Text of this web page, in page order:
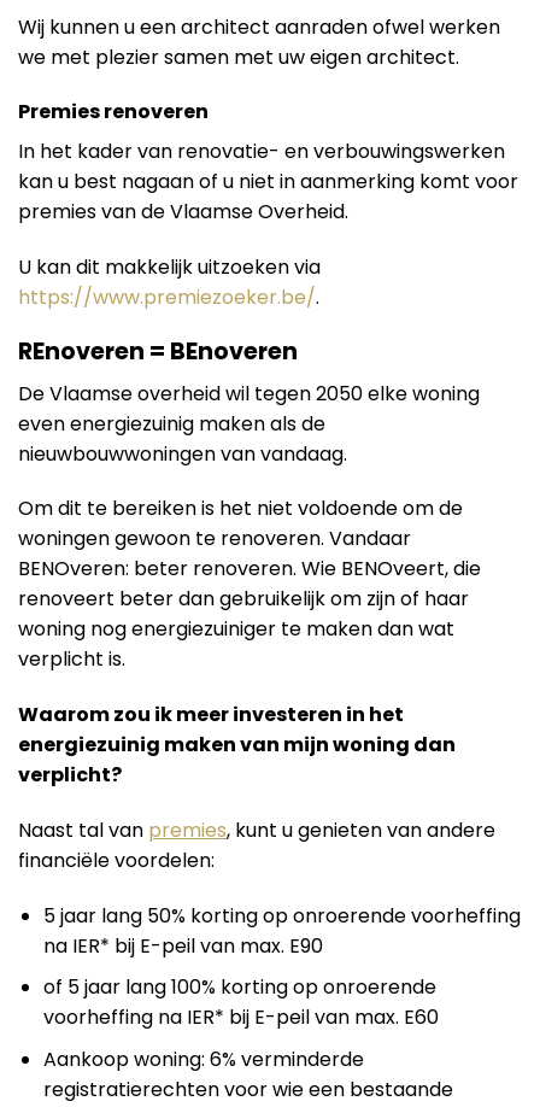
Wij kunnen u een architect aanraden ofwel werken
we met plezier samen met uw eigen architect.
Premies renoveren
In het kader van renovatie- en verbouwingswerken
kan u best nagaan of u niet in aanmerking komt voor
premies van de Vlaamse Overheid.
U kan dit makkelijk uitzoeken via
https://www.premiezoeker.be/.
REnoveren = BEnoveren
De Vlaamse overheid wil tegen 2050 elke woning
even energiezuinig maken als de
nieuwbouwwoningen van vandaag.
Om dit te bereiken is het niet voldoende om de
woningen gewoon te renoveren. Vandaar
BENOveren: beter renoveren. Wie BENOveert, die
renoveert beter dan gebruikelijk om zijn of haar
woning nog energiezuiniger te maken dan wat
verplicht is.
Waarom zou ik meer investeren in het
energiezuinig maken van mijn woning dan
verplicht?
Naast tal van premies, kunt u genieten van andere
financiële voordelen:
5 jaar lang 50% korting op onroerende voorheffing
na IER* bij E-peil van max. E90
of 5 jaar lang 100% korting op onroerende
voorheffing na IER* bij E-peil van max. E60
Aankoop woning: 6% verminderde
registratierechten voor wie een bestaande